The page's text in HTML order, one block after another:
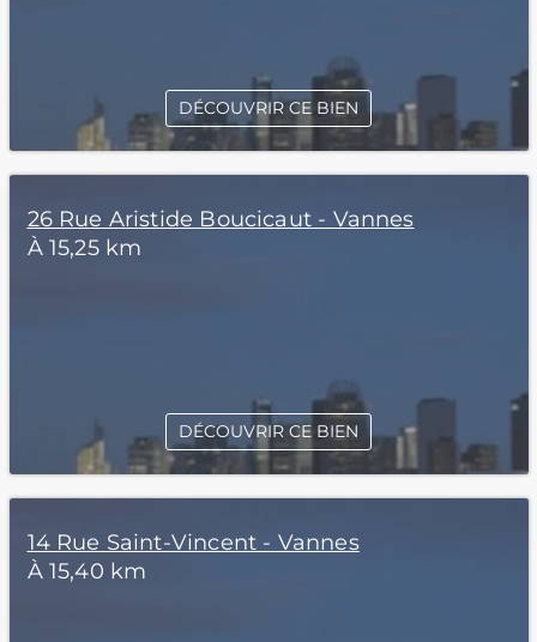
DÉCOUVRIR CE BIEN
26 Rue Aristide Boucicaut - Vannes
À 15,25 km
DÉCOUVRIR CE BIEN
14 Rue Saint-Vincent - Vannes
À 15,40 km